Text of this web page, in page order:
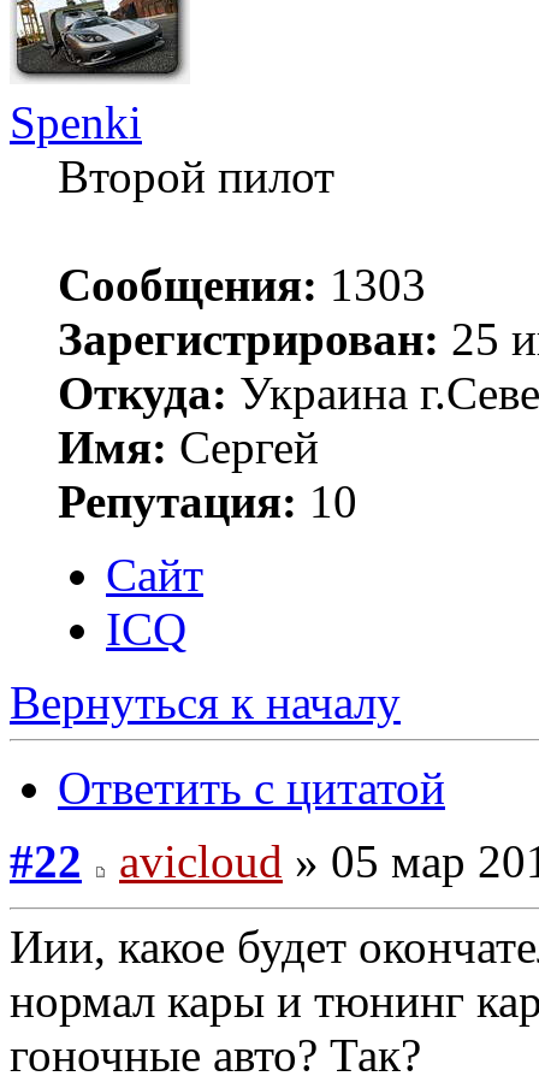
Spenki
Второй пилот
Сообщения: 1303
Зарегистрирован: 25
Откуда: Украина
Имя: Сергей
Репутация: 10
Сайт
ICQ
Вернуться к началу
Ответить с цитатой
#22
avicloud » 05 мар
Иии, какое будет
нормал кары и тюнинг
гоночные авто? Так?